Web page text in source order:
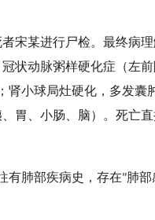
宋某进行尸检。最终病
状动脉粥样硬化症（左
肾小球局灶硬化，多发囊
胃、小肠、脑）。死亡直
有肺部疾病史，存在"肺部